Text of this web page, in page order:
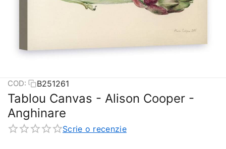
COD: B251261
Tablou Canvas - Alison Cooper -
Anghinare
Scrie o recenzie